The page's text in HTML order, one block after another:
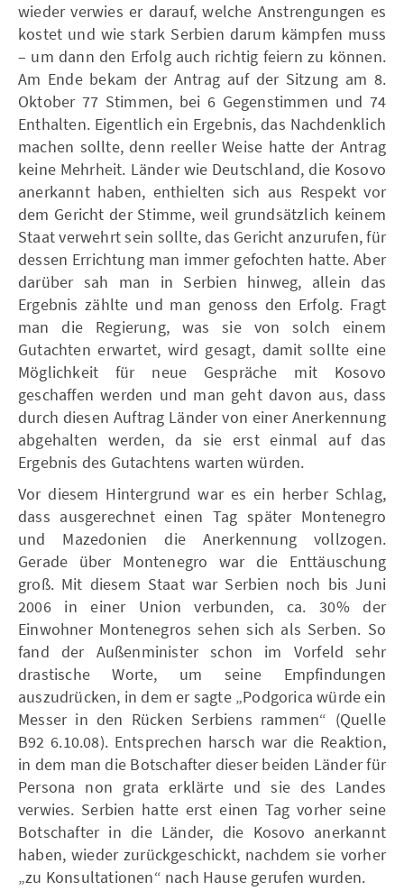
wieder verwies er darauf, welche Anstrengungen es
kostet und wie stark Serbien darum kämpfen muss
– um dann den Erfolg auch richtig feiern zu können.
Am Ende bekam der Antrag auf der Sitzung am 8.
Oktober 77 Stimmen, bei 6 Gegenstimmen und 74
Enthalten. Eigentlich ein Ergebnis, das Nachdenklich
machen sollte, denn reeller Weise hatte der Antrag
keine Mehrheit. Länder wie Deutschland, die Kosovo
anerkannt haben, enthielten sich aus Respekt vor
dem Gericht der Stimme, weil grundsätzlich keinem
Staat verwehrt sein sollte, das Gericht anzurufen, für
dessen Errichtung man immer gefochten hatte. Aber
darüber sah man in Serbien hinweg, allein das
Ergebnis zählte und man genoss den Erfolg. Fragt
man die Regierung, was sie von solch einem
Gutachten erwartet, wird gesagt, damit sollte eine
Möglichkeit für neue Gespräche mit Kosovo
geschaffen werden und man geht davon aus, dass
durch diesen Auftrag Länder von einer Anerkennung
abgehalten werden, da sie erst einmal auf das
Ergebnis des Gutachtens warten würden.
Vor diesem Hintergrund war es ein herber Schlag,
dass ausgerechnet einen Tag später Montenegro
und Mazedonien die Anerkennung vollzogen.
Gerade über Montenegro war die Enttäuschung
groß. Mit diesem Staat war Serbien noch bis Juni
2006 in einer Union verbunden, ca. 30% der
Einwohner Montenegros sehen sich als Serben. So
fand der Außenminister schon im Vorfeld sehr
drastische Worte, um seine Empfindungen
auszudrücken, in dem er sagte „Podgorica würde ein
Messer in den Rücken Serbiens rammen“ (Quelle
B92 6.10.08). Entsprechen harsch war die Reaktion,
in dem man die Botschafter dieser beiden Länder für
Persona non grata erklärte und sie des Landes
verwies. Serbien hatte erst einen Tag vorher seine
Botschafter in die Länder, die Kosovo anerkannt
haben, wieder zurückgeschickt, nachdem sie vorher
„zu Konsultationen“ nach Hause gerufen wurden.